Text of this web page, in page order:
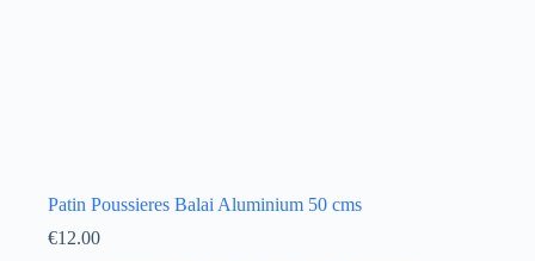
Patin Poussieres Balai Aluminium 50 cms
€12.00